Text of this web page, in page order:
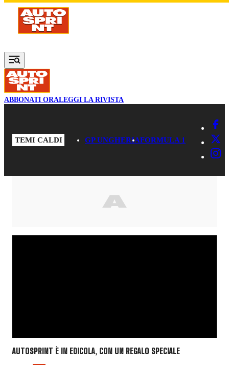
Vai al contenuto principale
ABBONATI ORALEGGI LA RIVISTA
TEMI CALDI GP UNGHERIAFORMULA 1
AUTOSPRINT È IN EDICOLA, CON UN REGALO SPECIALE